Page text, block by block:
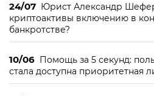
24/07 Юрист Александр
криптоактивы включению в
банкротстве?
10/06 Помощь за 5 секунд:
стала доступна приоритетная